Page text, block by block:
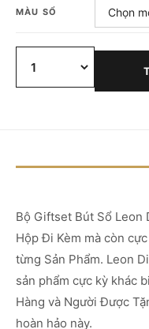
MÀU SỔ
Bộ Giftset Bút Sổ Leon
Hộp Đi Kèm mà còn
từng Sản Phẩm. Leon
sản phẩm cực kỳ khác
Hàng và Người Được
hoàn hảo này.